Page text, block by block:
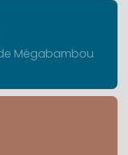
Mégabambou